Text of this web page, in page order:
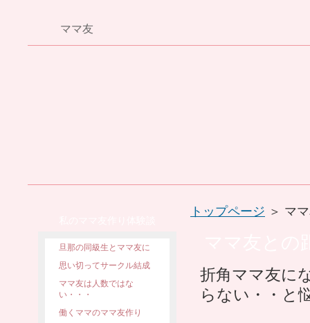
ママ友
トップページ ＞ マ
折角ママ友に
らない・・と
旦那の同級生とママ友に
思い切ってサークル結成
ママ友は人数ではな
い・・・
働くママのママ友作り